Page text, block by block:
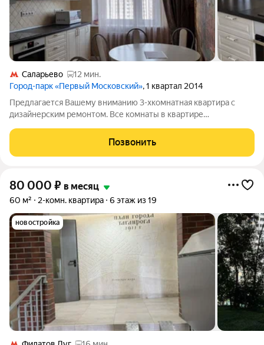
Саларьево
12 мин.
Город-парк «Первый Московский», 1 квартал 2014
Предлагается Вашему вниманию 3-хкомнатная квартира с
дизайнерским ремонтом. Все комнаты в квартире
раздельный. Дружелюбные, тихие соседи. Квартира сдается с
полным комплектом мебели и техники.
Позвонить
80 000 ₽ в месяц
60 м² 2-комн. квартира 6 этаж из 19
новостройка